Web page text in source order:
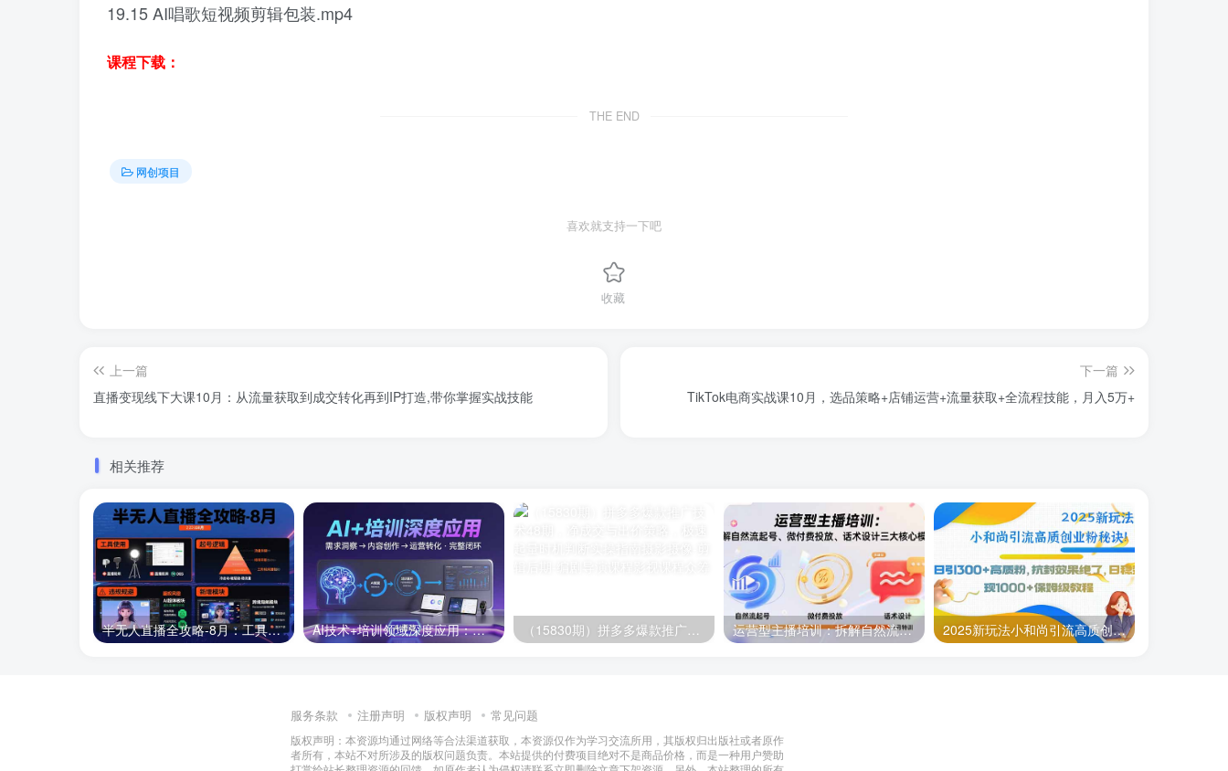
19.15 AI唱歌短视频剪辑包装.mp4
课程下载：
THE END
网创项目
喜欢就支持一下吧
收藏
上一篇
直播变现线下大课10月：从流量获取到成交转化再到IP打造,带你掌握实战技能
下一篇
TikTok电商实战课10月，选品策略+店铺运营+流量获取+全流程技能，月入5万+
相关推荐
半无人直播全攻略-8月：工具使用+起号逻辑+违规规避,新增AI超体与跨境模块 AI技术+培训领域深度应用：需求洞察-内容创作-运营转化 的完整闭环 运营型主播培训：拆解自然流起号、微付费投放、话术设计三大核心模块-8月 2025新玩法小和尚引流高质创业粉秘诀！日引300+高质粉，抗封效果绝了，…
服务条款 注册声明 版权声明 常见问题
版权声明：本资源均通过网络等合法渠道获取，本资源仅作为学习交流所用，其版权归出版社或者原作
者所有，本站不对所涉及的版权问题负责。本站提供的付费项目绝对不是商品价格，而是一种用户赞助